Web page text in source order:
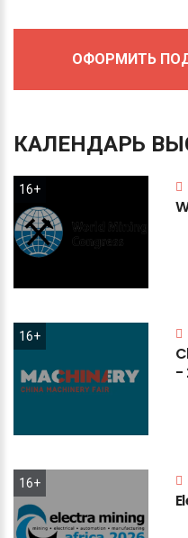
ОФОРМИТЬ
КАЛЕНДАРЬ
16+
16+
-
16+